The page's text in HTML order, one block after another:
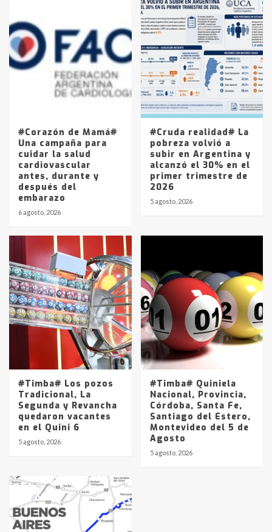
4
Accidente en Ruta 5: falleció un
joven de Trenque Lauquen
Los precios de los combustibles en
La Pampa, desde YPF hasta Axion
entre 857 a 1338 pesos
#Corazón de Mamá#
Una campaña para
cuidar la salud
cardiovascular
antes, durante y
después del
embarazo
6 agosto, 2026
#Cruda realidad# La
pobreza volvió a
subir en Argentina y
alcanzó el 30% en el
primer trimestre de
2026
5 agosto, 2026
#Timba# Los pozos
Tradicional, La
Segunda y Revancha
quedaron vacantes
en el Quini 6
5 agosto, 2026
#Timba# Quiniela
Nacional, Provincia,
Córdoba, Santa Fe,
Santiago del Estero,
Montevideo del 5 de
Agosto
5 agosto, 2026